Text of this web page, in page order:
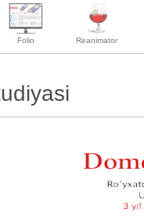
Folio Reanimator